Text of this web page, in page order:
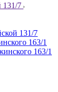
131/7
131/7
163/1
163/1